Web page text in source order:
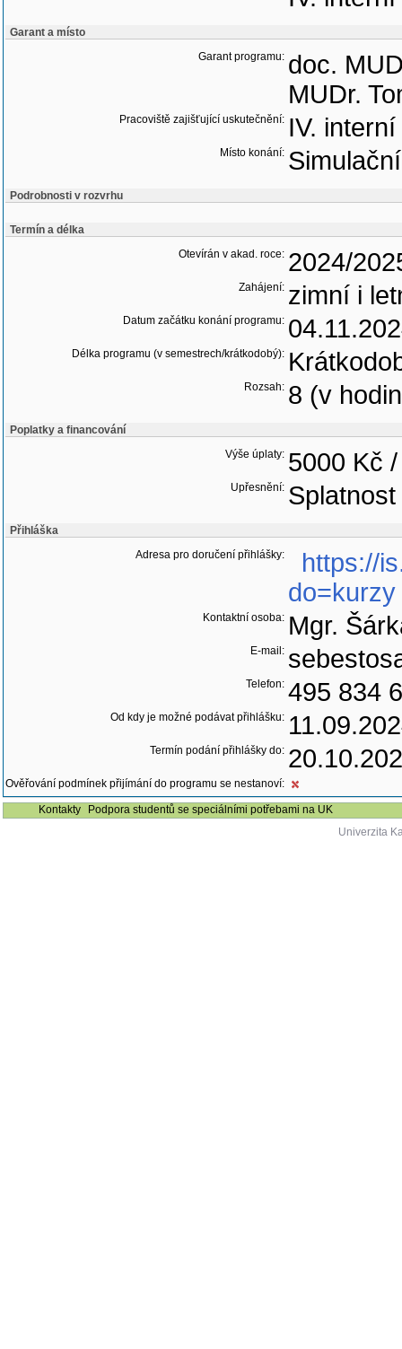
Garant a místo
Garant programu: doc.
MUDr.
Pracoviště zajišťující uskutečnění: IV.
Místo konání:
Podrobnosti v rozvrhu
Termín a délka
Otevírán v akad. roce: 2024/
Zahájení: zimní i
Datum začátku konání programu:
Délka programu (v semestrech/krátkodobý):
Rozsah: 8 (v
Poplatky a financování
Výše úplaty: 5000 Kč
Upřesnění:
Přihláška
Adresa pro doručení přihlášky:
https://
do=kurzy
Kontaktní osoba: Mgr.
E-mail:
Telefon: 495 834
Od kdy je možné podávat přihlášku:
Termín podání přihlášky do:
Ověřování podmínek přijímání do programu se nestanoví:
Kontakty
Podpora studentů se speciálními potřebami na UK
Univerzita